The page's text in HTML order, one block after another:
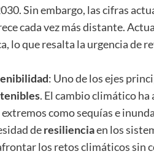
Sin embargo, las cifras
cada vez más distante.
lo que resalta la urgencia de
: Uno de los ejes
. El cambio climático
como sequías e
deresilienciaen los
los retos climáticos sin